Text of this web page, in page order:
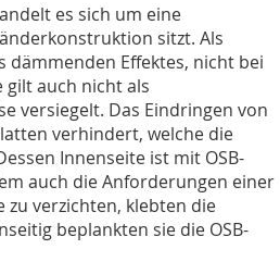
es sich um eine
sitzt. Als
Effektes, nicht bei
gilt auch nicht als
versiegelt. Das Eindringen von
verhindert, welche die
Innenseite ist mit OSB-
auch die Anforderungen einer
zu verzichten, klebten die
beplankten sie die OSB-